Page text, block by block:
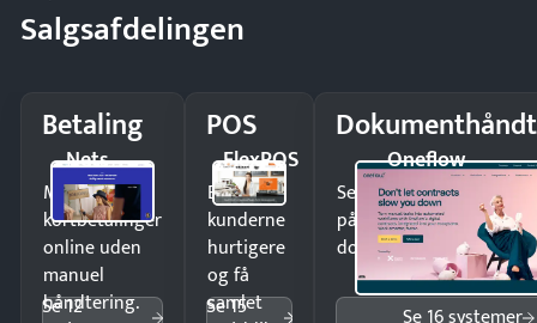
Salgsafdelingen
Betaling
Nets
Modtag
kortbetalinger
online uden
manuel
håndtering.
Se 12
POS
FlexPOS
Ekspedér
kunderne
hurtigere
og få
samlet
Se 15
Oneflow
Send kontrakter til
på minutter og mist
dokumenter.